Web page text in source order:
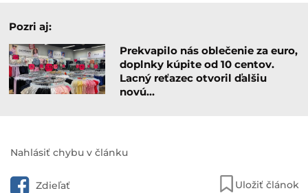
Pozri aj:
Prekvapilo nás oblečenie za euro,
doplnky kúpite od 10 centov.
Lacný reťazec otvoril ďalšiu
novú…
Nahlásiť chybu v článku
Zdieľať Uložiť článok